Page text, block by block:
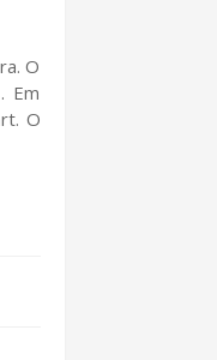
O
Em
O